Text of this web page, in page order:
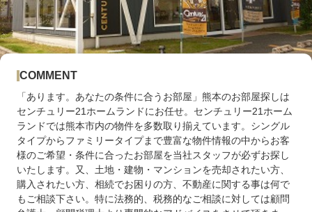
COMMENT
「あります。あなたの条件に合うお部屋」熊本のお部屋探しは
センチュリー21ホームランドにお任せ。センチュリー21ホーム
ランドでは熊本市内の物件を多数取り揃えています。シングル
タイプからファミリータイプまで豊富な物件情報の中からお客
様のご希望・条件に合ったお部屋を当社スタッフが必ずお探し
いたします。又、土地・建物・マンションを売却されたい方、
購入されたい方、相続でお困りの方、不動産に関する事は何で
もご相談下さい。特に法務的、税務的なご相談に対しては顧問